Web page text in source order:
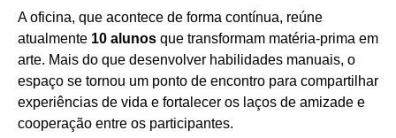
A oficina, que acontece de forma contínua, reúne
atualmente 10 alunos que transformam matéria-prima em
arte. Mais do que desenvolver habilidades manuais, o
espaço se tornou um ponto de encontro para compartilhar
experiências de vida e fortalecer os laços de amizade e
cooperação entre os participantes.